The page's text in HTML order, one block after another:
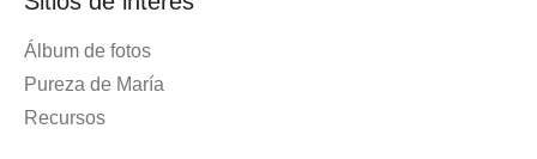
Álbum de fotos
Pureza de María
Recursos